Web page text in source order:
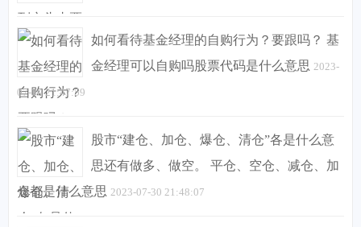
如何看待基金经理的自购行为？要跟吗？ 基
金经理可以自购吗股票代码是什么意思 2023-
07-30 21:47:59
股市“建仓、加仓、爆仓、清仓”各是什么意
思还有做多、做空。 平仓、空仓、减仓、加
仓都是什么意思 2023-07-30 21:48:07